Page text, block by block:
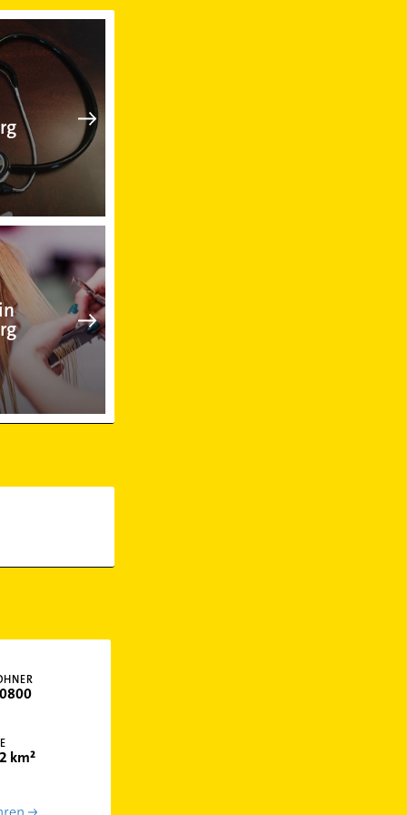
Arzt in Trostberg
Friseur in Trostberg
km²